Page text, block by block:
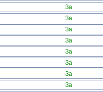
За
За
За
За
За
За
За
За